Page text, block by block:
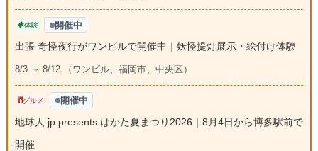
体験 開催中
出張 奇怪夜行がワンビルで開催中｜妖怪提灯展示・絵付け体験
8/3 ～ 8/12 （ワンビル、福岡市、中央区）
グルメ 開催中
地球人.jp presents はかた夏まつり2026｜8月4日から博多駅前で
開催